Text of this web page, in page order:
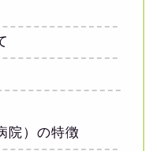
院）の特徴